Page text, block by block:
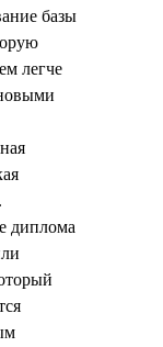
базы
легче
диплома